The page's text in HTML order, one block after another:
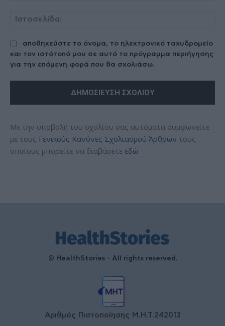
αποθηκεύστε το όνομα, το ηλεκτρονικό ταχυδρομείο
και τον ιστότοπό μου σε αυτό το πρόγραμμα περιήγησης
για την επόμενη φορά που θα σχολιάσω.
Με την υποβολή του σχολίου σας αυτόματα συμφωνείτε
με τους Γενικούς Κανόνες Σχολιασμού Άρθρων τους
οποίους μπορείτε να διαβάσετε εδώ.
© HealthStories - All rights reserved.
Αριθμός Πιστοποίησης Μ.Η.Τ.242013